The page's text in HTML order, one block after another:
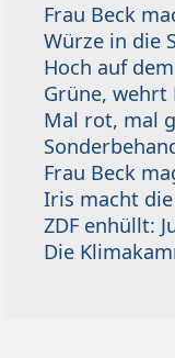
Frau Beck
Würze in die
Hoch auf
Grüne, wehrt
Mal rot, mal
Frau Beck
Iris macht
ZDF enhüllt:
Die